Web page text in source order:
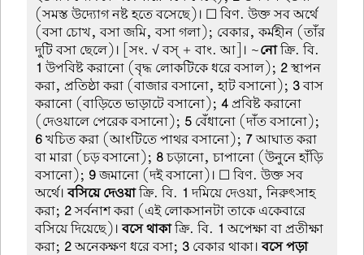
(সমস্ত উদ্যোগ নষ্ট হতে বসেছে)। ☐ বিণ. উক্ত সব অর্থে
(বসা চোখ, বসা জমি, বসা গলা); বেকার, কর্মহীন (তাঁর
দুটি বসা ছেলে)। [সং. √ বস্ + বাং. আ]। ~নোক্রি. বি.
1 উপবিষ্ট করানো (বৃদ্ধ লোকটিকে ধরে বসাল); 2স্থাপন
করা, প্রতিষ্ঠা করা (বাজার বসানো, হাট বসানো); 3বাস
করানো (বাড়িতে ভা়ড়াটে বসানো);4প্রবিষ্ট করানো
(দেওয়ালে পেরেক বসানো); 5 বেঁধানো (দাঁত বসানো);
6খচিত করা (আংটিতে পাথর বসানো); 7আঘাত করা
বা মারা (চড় বসানো); 8চড়ানো, চাপানো (উনুনে হাঁড়ি
বসানো); 9জমানো (দই বসানো)। ☐ বিণ. উক্ত সব
অর্থে।বসিয়ে দেওয়াক্রি. বি. 1 দমিয়ে দেওয়া, নিরুৎসাহ
করা; 2সর্বনাশ করা (এই লোকসানটা তাকে একেবারে
বসিয়ে দিয়েছে)।বসে থাকাক্রি. বি. 1 অপেক্ষা বা প্রতীক্ষা
করা; 2অনেকক্ষণ ধরে বসা; 3 বেকার থাকা।বসে পড়া